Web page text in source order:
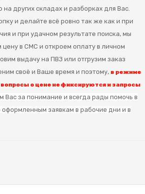
других складах и разборках для Вас.
и делайте всё ровно так же как и при
и при удачном результате поиска, мы
в СМС и откроем оплату в личном
выдачу на ПВЗ или отгрузим заказ
своё и Ваше время и поэтому, в режиме
о цене не фиксируются и запросы
Вас за понимание и всегда рады помочь в
заявкам в рабочие дни и в